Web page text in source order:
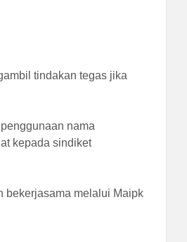
tindakan tegas jika
nama
kepada sindiket
bekerjasama melalui Maipk